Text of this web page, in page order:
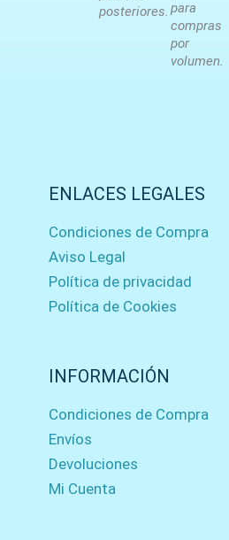
posteriores. para
compras
por
volumen.
ENLACES LEGALES
Condiciones de Compra
Aviso Legal
Política de privacidad
Política de Cookies
INFORMACIÓN
Condiciones de Compra
Envíos
Devoluciones
Mi Cuenta